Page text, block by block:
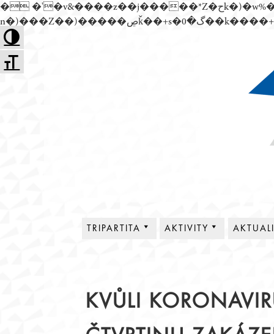
Toggle High Contrast
Toggle Font size
� �'�v&����z��j�����*Z�حk�)�w%�׬��Z��)��,���jwez�a��گ�0��k����+Z� \�{^��溙
Přejít
k
obsahu
TRIPARTITA
JEDNACÍ ŘÁD
ČLENOVÉ
AKTIVITY
PRACOVNÍ TÝMY
KRAJSKÉ RADY
KVŮLI